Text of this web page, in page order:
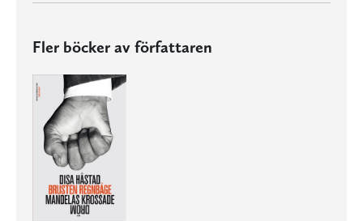
Fler böcker av författaren